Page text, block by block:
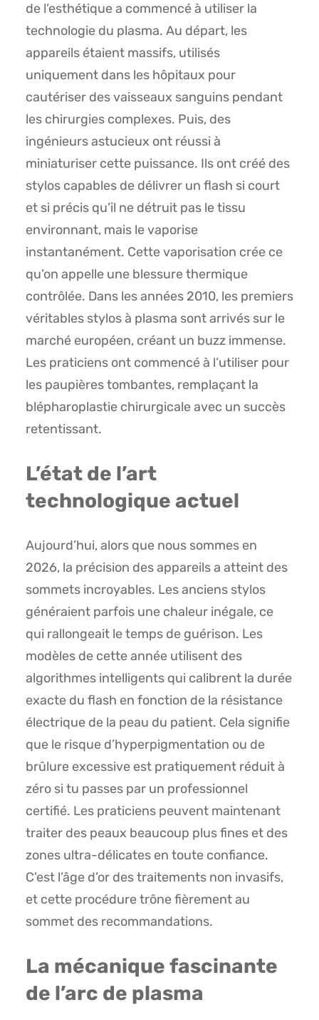
de l’esthétique a commencé à utiliser la
technologie du plasma. Au départ, les
appareils étaient massifs, utilisés
uniquement dans les hôpitaux pour
cautériser des vaisseaux sanguins pendant
les chirurgies complexes. Puis, des
ingénieurs astucieux ont réussi à
miniaturiser cette puissance. Ils ont créé des
stylos capables de délivrer un flash si court
et si précis qu’il ne détruit pas le tissu
environnant, mais le vaporise
instantanément. Cette vaporisation crée ce
qu’on appelle une blessure thermique
contrôlée. Dans les années 2010, les premiers
véritables stylos à plasma sont arrivés sur le
marché européen, créant un buzz immense.
Les praticiens ont commencé à l’utiliser pour
les paupières tombantes, remplaçant la
blépharoplastie chirurgicale avec un succès
retentissant.
L’état de l’art
technologique actuel
Aujourd’hui, alors que nous sommes en
2026, la précision des appareils a atteint des
sommets incroyables. Les anciens stylos
généraient parfois une chaleur inégale, ce
qui rallongeait le temps de guérison. Les
modèles de cette année utilisent des
algorithmes intelligents qui calibrent la durée
exacte du flash en fonction de la résistance
électrique de la peau du patient. Cela signifie
que le risque d’hyperpigmentation ou de
brûlure excessive est pratiquement réduit à
zéro si tu passes par un professionnel
certifié. Les praticiens peuvent maintenant
traiter des peaux beaucoup plus fines et des
zones ultra-délicates en toute confiance.
C’est l’âge d’or des traitements non invasifs,
et cette procédure trône fièrement au
sommet des recommandations.
La mécanique fascinante
de l’arc de plasma